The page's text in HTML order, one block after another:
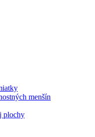
menšín
plochy